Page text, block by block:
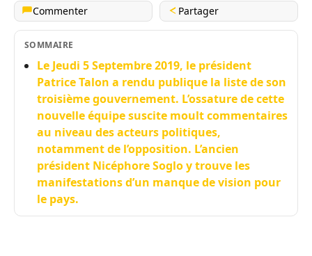
Commenter
Partager
SOMMAIRE
Le Jeudi 5 Septembre 2019, le président
Patrice Talon a rendu publique la liste de son
troisième gouvernement. L’ossature de cette
nouvelle équipe suscite moult commentaires
au niveau des acteurs politiques,
notamment de l’opposition. L’ancien
président Nicéphore Soglo y trouve les
manifestations d’un manque de vision pour
le pays.